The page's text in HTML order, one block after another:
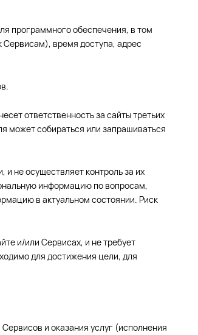
программного обеспечения, в том
время доступа, адрес
ответственность за сайты третьих
может собираться или запрашиваться
не осуществляет контроль за их
информацию по вопросам,
в актуальном состоянии. Риск
и/или Сервисах, и не требует
для достижения цели, для
и оказания услуг (исполнения